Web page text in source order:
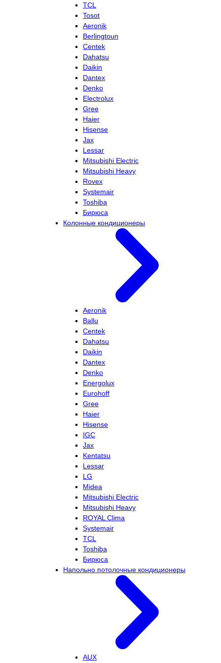
TCL
Tosot
Aeronik
Berlingtoun
Centek
Dahatsu
Daikin
Dantex
Denko
Electrolux
Gree
Haier
Hisense
Jax
Lessar
Mitsubishi Electric
Mitsubishi Heavy
Rovex
Systemair
Toshiba
Бирюса
Колонные кондиционеры
Aeronik
Ballu
Centek
Dahatsu
Daikin
Dantex
Denko
Energolux
Eurohoff
Gree
Haier
Hisense
IGC
Jax
Kentatsu
Lessar
LG
Midea
Mitsubishi Electric
Mitsubishi Heavy
ROYAL Clima
Systemair
TCL
Toshiba
Бирюса
Напольно потолочные кондиционеры
AUX